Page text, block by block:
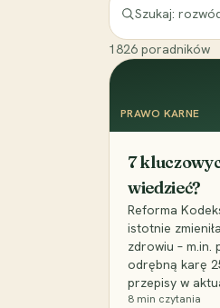
1826 poradników
PRAWO KARNE
7
wiedzieć?
Reforma
istotnie
zdrowiu – m.in.
odrębną karę
przepisy w
8 min czytania